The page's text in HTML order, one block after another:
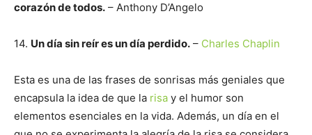
corazón de todos. – Anthony D’Angelo
14. Un día sin reír es un día perdido. – Charles Chaplin
Esta es una de las frases de sonrisas más geniales que
encapsula la idea de que la risa y el humor son
elementos esenciales en la vida. Además, un día en el